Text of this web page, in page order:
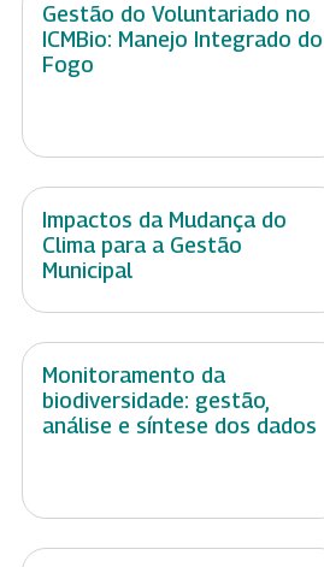
Gestão do Voluntariado no
ICMBio: Manejo Integrado do
Fogo
Impactos da Mudança do
Clima para a Gestão
Municipal
Monitoramento da
biodiversidade: gestão,
análise e síntese dos dados